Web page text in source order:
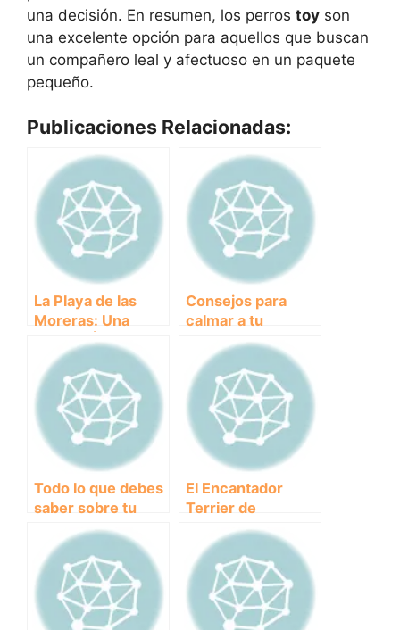
una decisión. En resumen, los perros toy son
una excelente opción para aquellos que buscan
un compañero leal y afectuoso en un paquete
pequeño.
Publicaciones Relacionadas:
La Playa de las
Moreras: Una
Opción Única para
Disfrutar con tu
Perro en la Costa
Consejos para
calmar a tu
cachorro cuando
llora por la noche
Todo lo que debes
saber sobre tu
pastor alemán de
4 meses: consejos
y cuidados
básicos
El Encantador
Terrier de
Norwich: Conoce
Todo Sobre Esta
Raza de Perro.